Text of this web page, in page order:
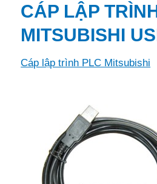
CÁP LẬP
MITSUBISHI
Cáp lập trình PLC Mitsubishi